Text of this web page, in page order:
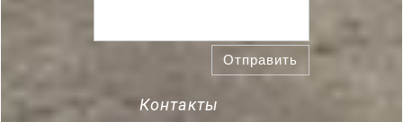
Отправить
Контакты